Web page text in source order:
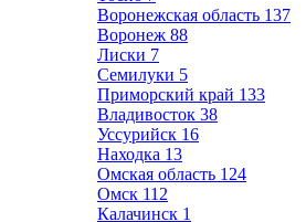
Воронежская область 137
Воронеж 88
Лиски 7
Семилуки 5
Приморский край 133
Владивосток 38
Уссурийск 16
Находка 13
Омская область 124
Омск 112
Калачинск 1